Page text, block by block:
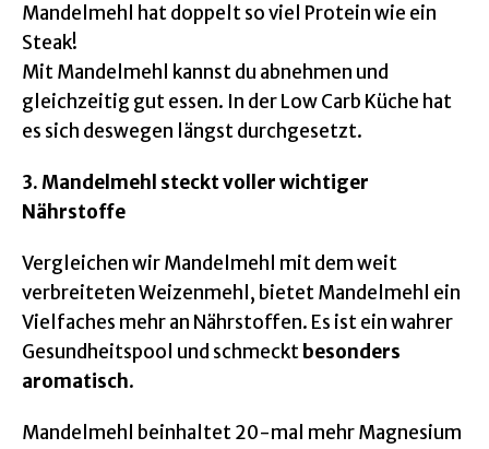
Mandelmehl hat doppelt so viel Protein wie ein
Steak!
Mit Mandelmehl kannst du abnehmen und
gleichzeitig gut essen. In der Low Carb Küche hat
es sich deswegen längst durchgesetzt.
3. Mandelmehl steckt voller wichtiger
Nährstoffe
Vergleichen wir Mandelmehl mit dem weit
verbreiteten Weizenmehl, bietet Mandelmehl ein
Vielfaches mehr an Nährstoffen. Es ist ein wahrer
Gesundheitspool und schmecktbesonders
aromatisch.
Mandelmehl beinhaltet 20-mal mehr Magnesium